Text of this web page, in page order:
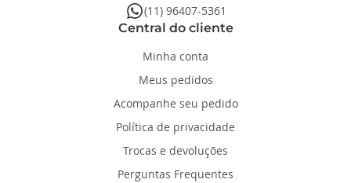
whatsapp(11) 96407-5361
Central do cliente
Minha conta
Meus pedidos
Acompanhe seu pedido
Política de privacidade
Trocas e devoluções
Perguntas Frequentes